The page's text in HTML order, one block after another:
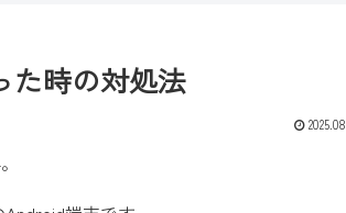
た時の対処法